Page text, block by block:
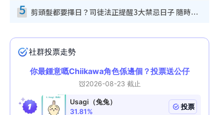
5 剪頭髮都要擇日？司徒法正提醒3大禁忌日子 隨時剪走財運！呢日剪髮恐「剪壽命」？